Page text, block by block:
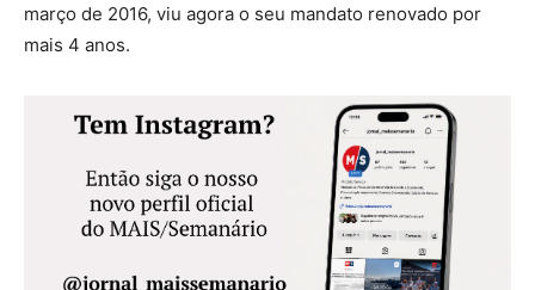
março de 2016, viu agora o seu mandato renovado por
mais 4 anos.